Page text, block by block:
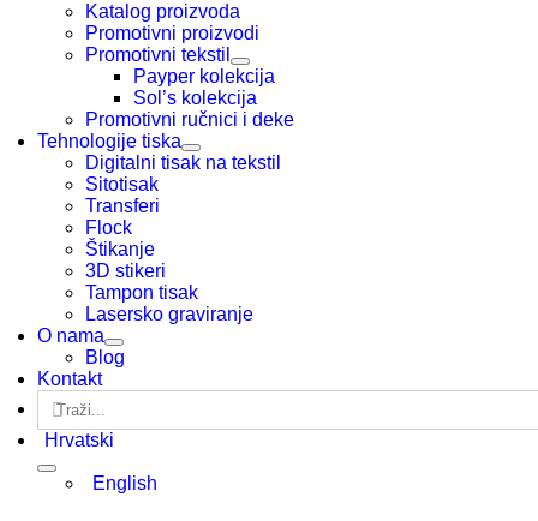
Katalog proizvoda
Promotivni proizvodi
Promotivni tekstil
Payper kolekcija
Sol’s kolekcija
Promotivni ručnici i deke
Tehnologije tiska
Digitalni tisak na tekstil
Sitotisak
Transferi
Flock
Štikanje
3D stikeri
Tampon tisak
Lasersko graviranje
O nama
Blog
Kontakt
Traži...
Hrvatski
English